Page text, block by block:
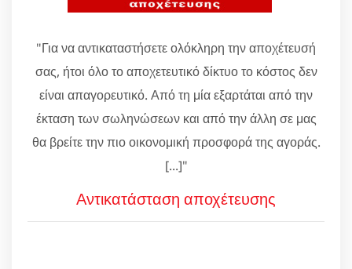
"Για να αντικαταστήσετε ολόκληρη την αποχέτευσή
σας, ήτοι όλο το αποχετευτικό δίκτυο το κόστος δεν
είναι απαγορευτικό. Από τη μία εξαρτάται από την
έκταση των σωληνώσεων και από την άλλη σε μας
θα βρείτε την πιο οικονομική προσφορά της αγοράς.
[...]"
Αντικατάσταση αποχέτευσης